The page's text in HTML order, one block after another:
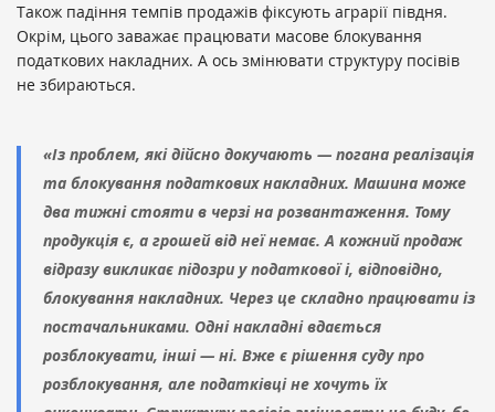
Також падіння темпів продажів фіксують аграрії півдня.
Окрім, цього заважає працювати масове блокування
податкових накладних. А ось змінювати структуру посівів
не збираються.
«Із проблем, які дійсно докучають — погана реалізація
та блокування податкових накладних. Машина може
два тижні стояти в черзі на розвантаження. Тому
продукція є, а грошей від неї немає. А кожний продаж
відразу викликає підозри у податкової і, відповідно,
блокування накладних. Через це складно працювати із
постачальниками. Одні накладні вдається
розблокувати, інші — ні. Вже є рішення суду про
розблокування, але податківці не хочуть їх